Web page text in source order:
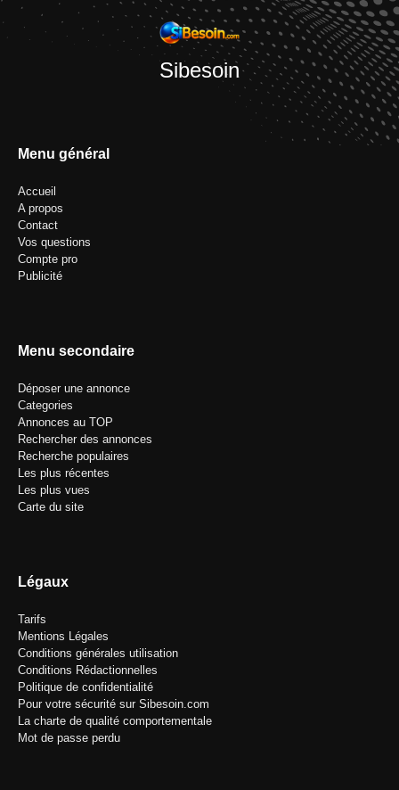
Sibesoin
Menu général
Accueil
A propos
Contact
Vos questions
Compte pro
Publicité
Menu secondaire
Déposer une annonce
Categories
Annonces au TOP
Rechercher des annonces
Recherche populaires
Les plus récentes
Les plus vues
Carte du site
Légaux
Tarifs
Mentions Légales
Conditions générales utilisation
Conditions Rédactionnelles
Politique de confidentialité
Pour votre sécurité sur Sibesoin.com
La charte de qualité comportementale
Mot de passe perdu